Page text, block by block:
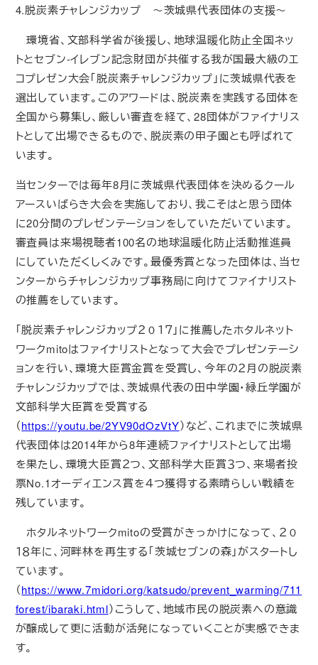
4.脱炭素チャレンジカップ ～茨城県代表団体の支援～
環境省、文部科学省が後援し、地球温暖化防止全国ネッ
トとセブン-イレブン記念財団が共催する我が国最大級のエ
コプレゼン大会「脱炭素チャレンジカップ」に茨城県代表を
選出しています。このアワードは、脱炭素を実践する団体を
全国から募集し、厳しい審査を経て、28団体がファイナリス
トとして出場できるもので、脱炭素の甲子園とも呼ばれて
います。
当センターでは毎年8月に茨城県代表団体を決めるクール
アースいばらき大会を実施しており、我こそはと思う団体
に20分間のプレゼンテーションをしていただいています。
審査員は来場視聴者100名の地球温暖化防止活動推進員
にしていただくしくみです。最優秀賞となった団体は、当セ
ンターからチャレンジカップ事務局に向けてファイナリスト
の推薦をしています。
「脱炭素チャレンジカップ２０１７」に推薦したホタルネット
ワークmitoはファイナリストとなって大会でプレゼンテーシ
ョンを行い、環境大臣賞金賞を受賞し、今年の２月の脱炭素
チャレンジカップでは、茨城県代表の田中学園・緑丘学園が
文部科学大臣賞を受賞する
（https://youtu.be/2YV90dOzVtY）など、これまでに茨城県
代表団体は2014年から8年連続ファイナリストとして出場
を果たし、環境大臣賞２つ、文部科学大臣賞３つ、来場者投
票No.1オーディエンス賞を４つ獲得する素晴らしい戦績を
残しています。
ホタルネットワークmitoの受賞がきっかけになって、２０
１８年に、河畔林を再生する「茨城セブンの森」がスタートし
ています。
（https://www.7midori.org/katsudo/prevent_warming/711
forest/ibaraki.html）こうして、地域市民の脱炭素への意識
が醸成して更に活動が活発になっていくことが実感できま
す。